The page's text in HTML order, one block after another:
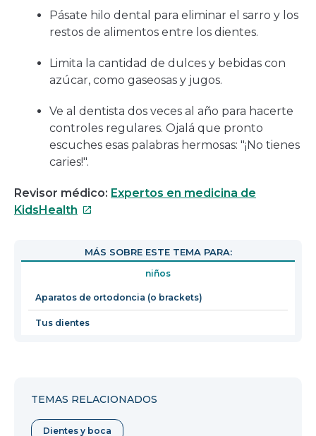
Pásate hilo dental para eliminar el sarro y los
restos de alimentos entre los dientes.
Limita la cantidad de dulces y bebidas con
azúcar, como gaseosas y jugos.
Ve al dentista dos veces al año para hacerte
controles regulares. Ojalá que pronto
escuches esas palabras hermosas: "¡No tienes
caries!".
Revisor médico: Expertos en medicina de
KidsHealth Este
abrirá
una
nueva
ventana
MÁS SOBRE ESTE TEMA PARA:
niños
Aparatos de ortodoncia (o brackets)
Tus dientes
TEMAS RELACIONADOS
Dientes y boca